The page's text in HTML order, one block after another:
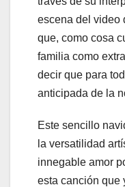
escena del video
que, como cosa
familia como
decir que para
anticipada de la
Este sencillo
la versatilidad
innegable amor
esta canción que